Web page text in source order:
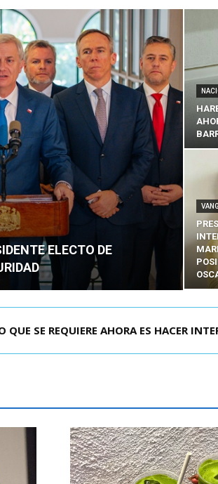
Nación
ELECTO DE
POR IPC: “LA ECONOMÍA SE ESTÁ